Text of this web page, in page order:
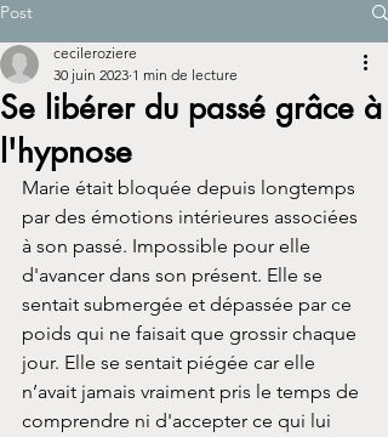
Post
Se libérer du passé grâce à
l'hypnose
cecileroziere
30 juin 2023 1 min de lecture
Marie était bloquée depuis longtemps
par des émotions intérieures associées
à son passé. Impossible pour elle
d'avancer dans son présent. Elle se
sentait submergée et dépassée par ce
poids qui ne faisait que grossir chaque
jour. Elle se sentait piégée car elle
n’avait jamais vraiment pris le temps de
comprendre ni d'accepter ce qui lui